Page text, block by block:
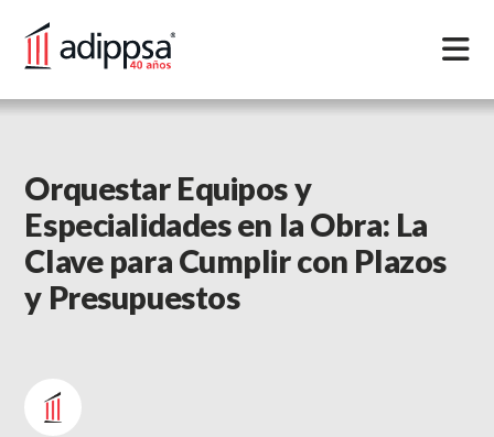
SERVICIOS
PORTAFOLIOS
BLOG
Orquestar Equipos y
Especialidades en la Obra: La
Clave para Cumplir con Plazos
y Presupuestos